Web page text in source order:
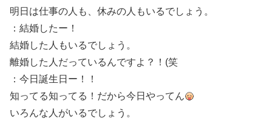
明日は仕事の人も、休みの人もいるでしょう。
：結婚したー！
結婚した人もいるでしょう。
離婚した人だっているんですよ？！(笑
：今日誕生日ー！！
知ってる知ってる！だから今日やってん
いろんな人がいるでしょう。